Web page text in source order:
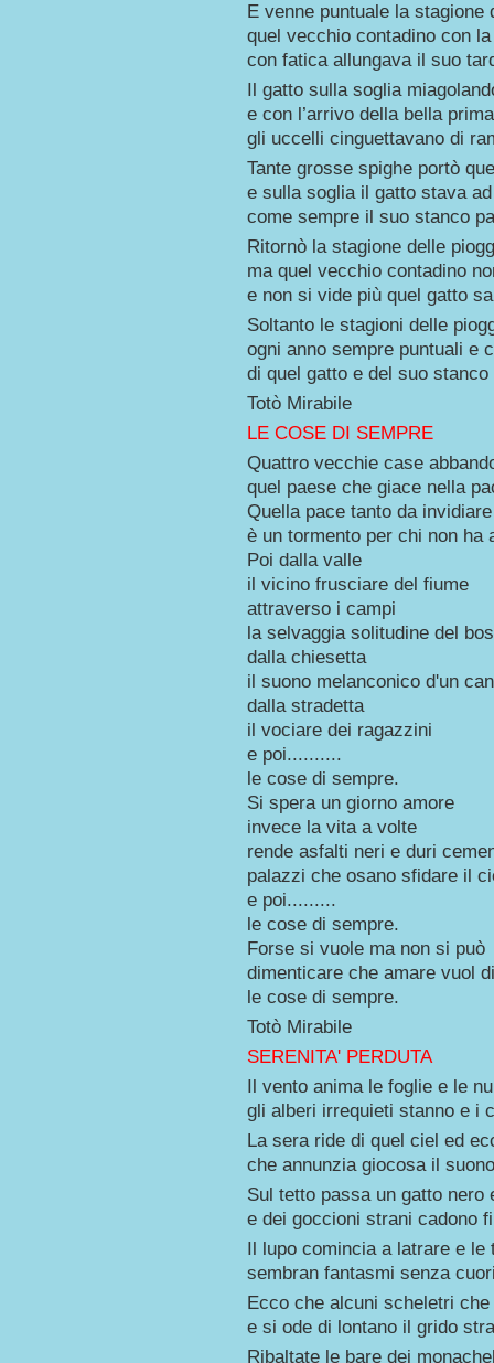
E venne puntuale la stagione
quel vecchio contadino con
con fatica allungava il suo
Il gatto sulla soglia
e con l’arrivo della bella
gli uccelli cinguettavano di
Tante grosse spighe portò
e sulla soglia il gatto stava
come sempre il suo stanco
Ritornò la stagione delle
ma quel vecchio contadino
e non si vide più quel gatto
Soltanto le stagioni delle
ogni anno sempre puntuali e
di quel gatto e del suo stanco
Totò Mirabile
LE COSE DI SEMPRE
Quattro vecchie case
quel paese che giace nella
Quella pace tanto da invidiare
è un tormento per chi non ha
Poi dalla valle
il vicino frusciare del fiume
attraverso i campi
la selvaggia solitudine del
dalla chiesetta
il suono melanconico d'un
dalla stradetta
il vociare dei ragazzini
e poi..........
le cose di sempre.
Si spera un giorno amore
invece la vita a volte
rende asfalti neri e duri
palazzi che osano sfidare il
e poi.........
le cose di sempre.
Forse si vuole ma non si può
dimenticare che amare vuol
le cose di sempre.
Totò Mirabile
SERENITA' PERDUTA
Il vento anima le foglie e le
gli alberi irrequieti stanno e i
La sera ride di quel ciel ed
che annunzia giocosa il
Sul tetto passa un gatto nero
e dei goccioni strani cadono
Il lupo comincia a latrare e le
sembran fantasmi senza
Ecco che alcuni scheletri
e si ode di lontano il grido
Ribaltate le bare dei